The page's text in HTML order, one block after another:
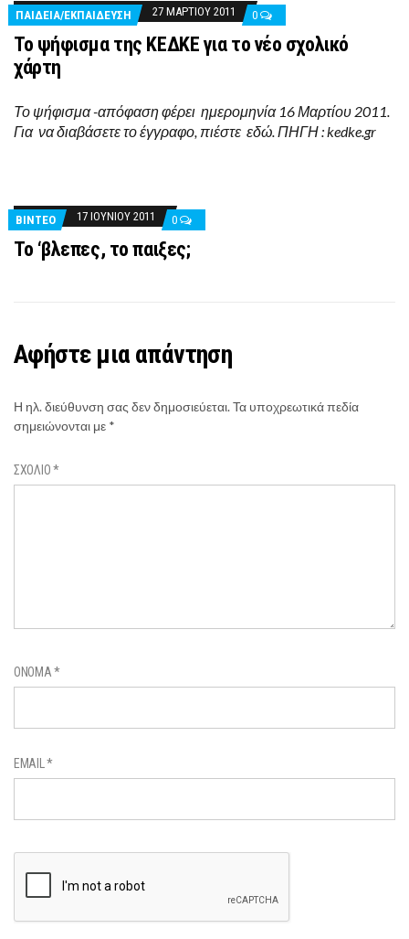
ΠΑΙΔΕΊΑ/ΕΚΠΑΊΔΕΥΣΗ 27 ΜΑΡΤΊΟΥ 2011 0
Το ψήφισμα της ΚΕΔΚΕ για το νέο σχολικό
χάρτη
Το ψήφισμα -απόφαση φέρει ημερομηνία 16 Μαρτίου 2011.
Για να διαβάσετε το έγγραφο, πιέστε εδώ. ΠΗΓΗ : kedke.gr
ΒΊΝΤΕΟ 17 ΙΟΥΝΊΟΥ 2011 0
To ‘βλεπες, το παιξες;
Αφήστε μια απάντηση
Η ηλ. διεύθυνση σας δεν δημοσιεύεται.Τα υποχρεωτικά πεδία
σημειώνονται με *
ΣΧΌΛΙΟ*
ΌΝΟΜΑ*
EMAIL*